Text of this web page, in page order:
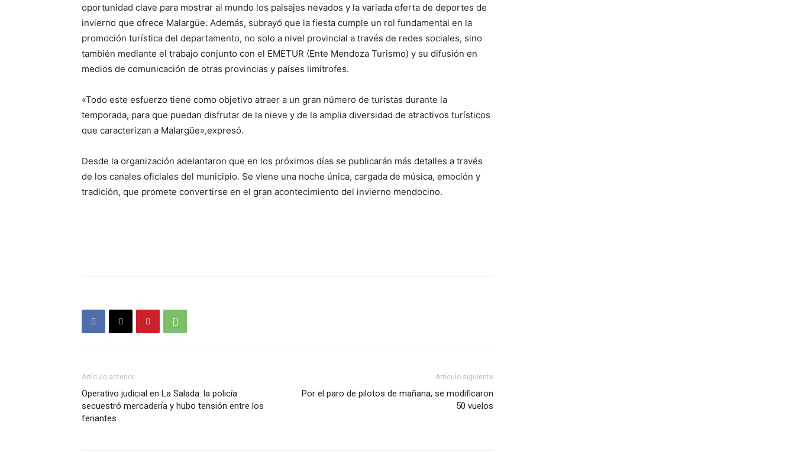
oportunidad clave para mostrar al mundo los paisajes nevados y la variada oferta de deportes de
invierno que ofrece Malargüe. Además, subrayó que la fiesta cumple un rol fundamental en la
promoción turística del departamento, no solo a nivel provincial a través de redes sociales, sino
también mediante el trabajo conjunto con el EMETUR (Ente Mendoza Turismo) y su difusión en
medios de comunicación de otras provincias y países limítrofes.
«Todo este esfuerzo tiene como objetivo atraer a un gran número de turistas durante la
temporada, para que puedan disfrutar de la nieve y de la amplia diversidad de atractivos turísticos
que caracterizan a Malargüe»,expresó.
Desde la organización adelantaron que en los próximos días se publicarán más detalles a través
de los canales oficiales del municipio. Se viene una noche única, cargada de música, emoción y
tradición, que promete convertirse en el gran acontecimiento del invierno mendocino.
Artículo anterior
Operativo judicial en La Salada: la policía
secuestró mercadería y hubo tensión entre los
feriantes
Artículo siguiente
Por el paro de pilotos de mañana, se modificaron
50 vuelos